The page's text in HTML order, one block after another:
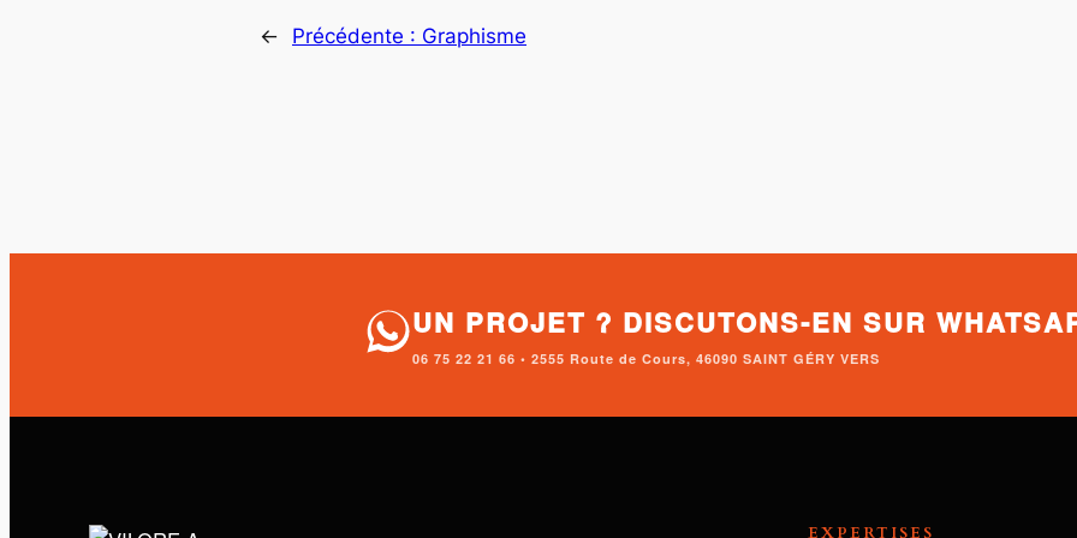
← Précédente : Graphisme
UN PROJET ? DISCUTONS-EN SUR
06 75 22 21 66 • 2555 Route de Cours, 46090 SAINT GÉRY VERS
EXPERTISES